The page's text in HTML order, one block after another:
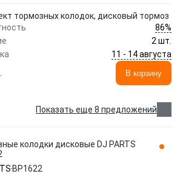
тормозных колодок, дисковый тормоз
86%
2 шт.
11 - 14 августа
В корзину
Показать еще 8 предложений
колодки дисковые DJ PARTS
BP1622